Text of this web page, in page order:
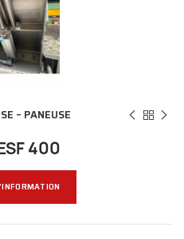
– PANEUSE
400